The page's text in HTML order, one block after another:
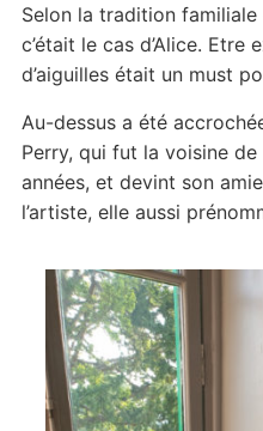
Selon la tradition
c’était le cas d’Alice. Etre
d’aiguilles était un must
Au-dessus a été
Perry, qui fut la voisine
années, et devint son
l’artiste, elle aussi